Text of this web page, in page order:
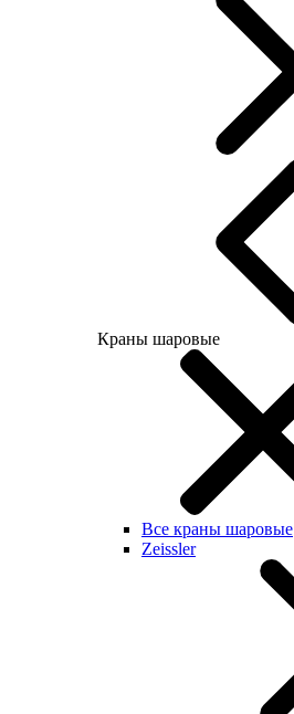
Краны шаровые
Все краны шаровые
Zeissler